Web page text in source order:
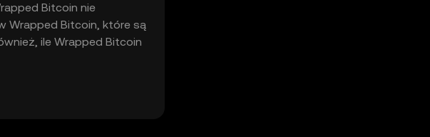
Bitcoin nie
Wrapped Bitcoin, które są
ile Wrapped Bitcoin